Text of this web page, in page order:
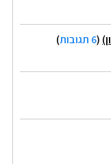
(6 תגובות
)